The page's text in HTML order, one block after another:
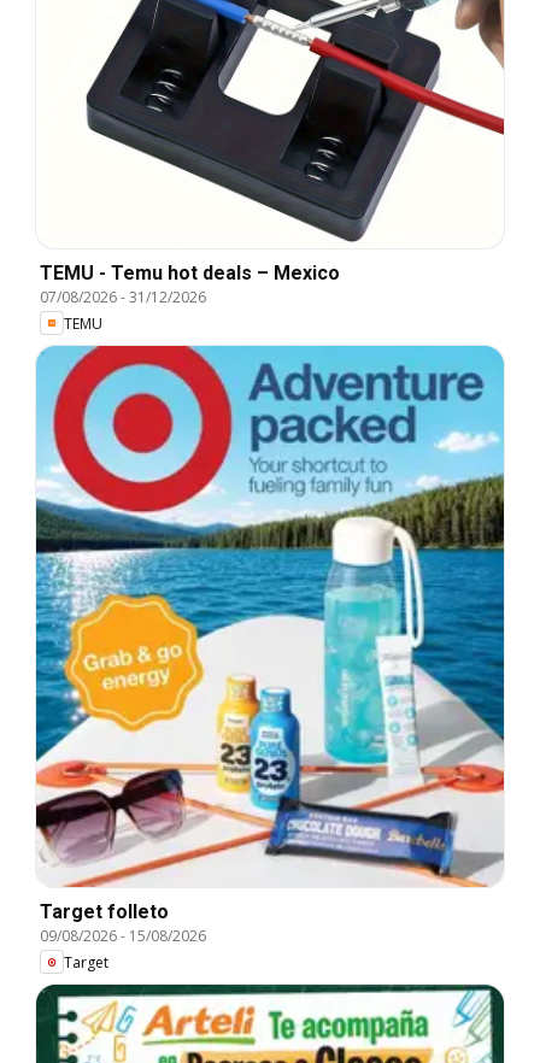
TEMU - Temu hot deals – Mexico
07/08/2026-31/12/2026
TEMU
Target folleto
09/08/2026- 15/08/2026
Target